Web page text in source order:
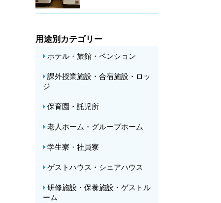
用途別カテゴリー
ホテル・旅館・ペンション
課外授業施設・合宿施設・ロッ
ジ
保育園・託児所
老人ホーム・グループホーム
学生寮・社員寮
ゲストハウス・シェアハウス
研修施設・保養施設・ゲストル
ーム